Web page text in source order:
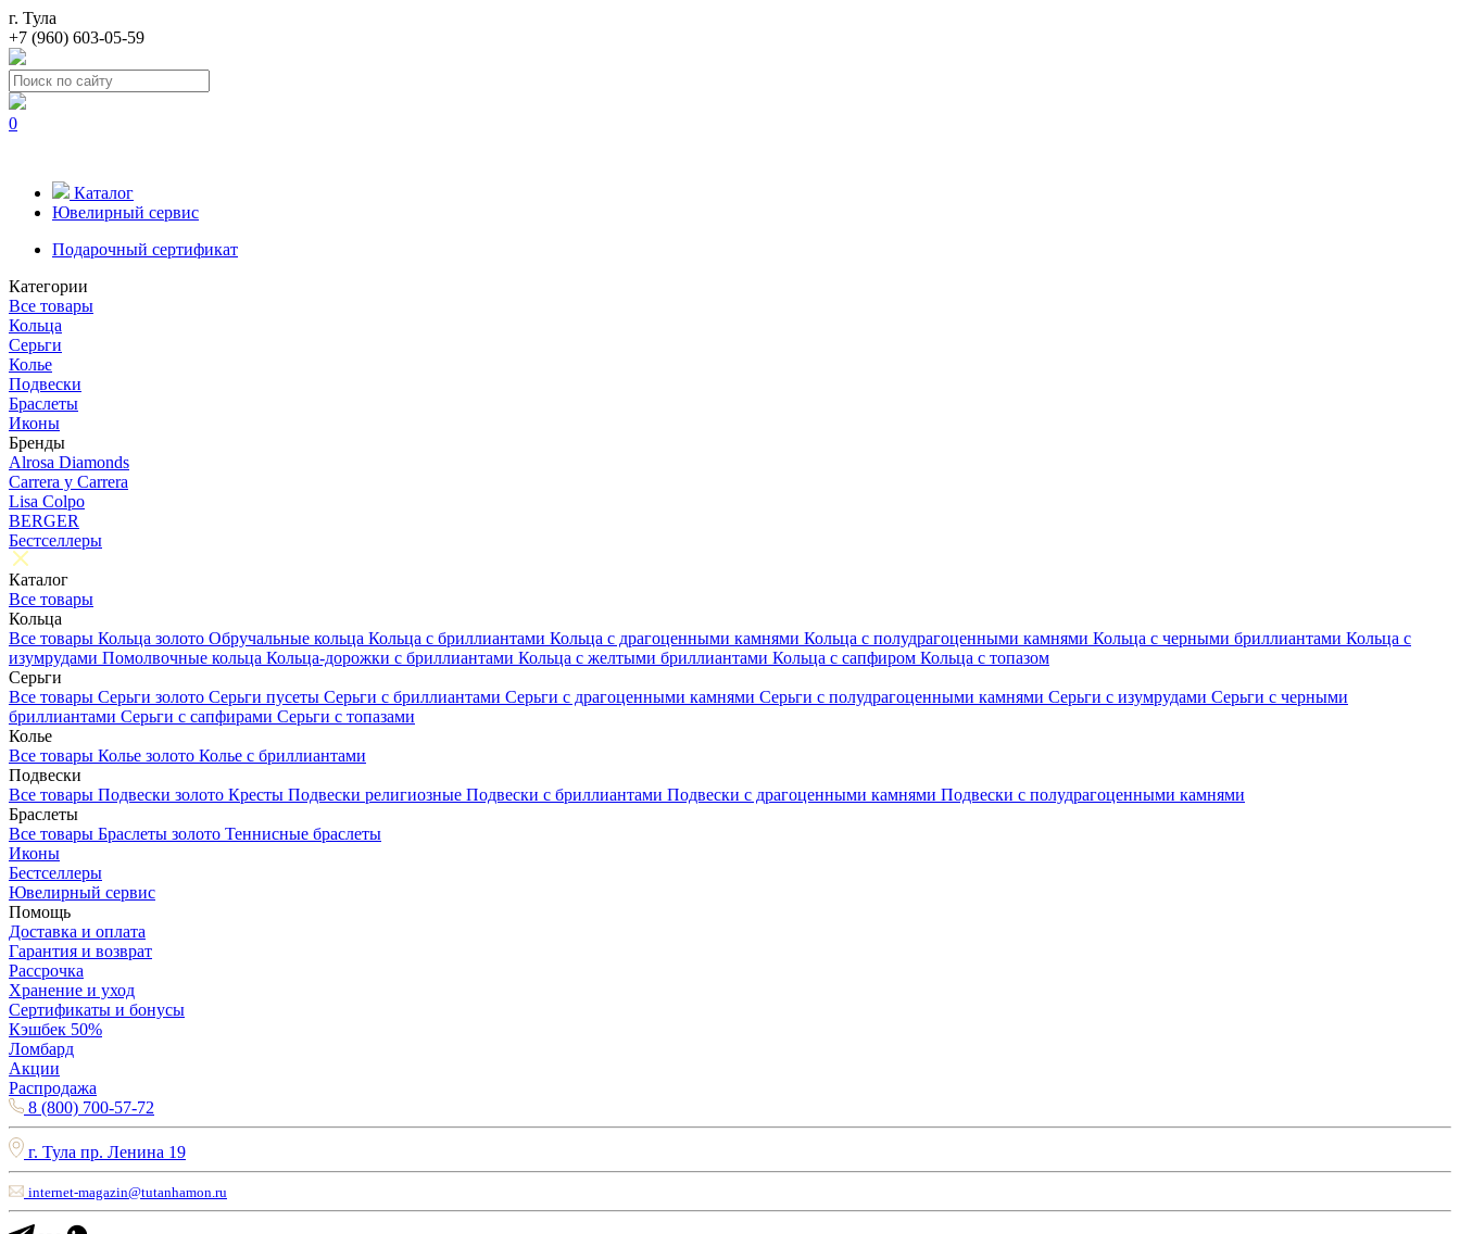
г. Тула
+7 (960) 603-05-59
0
Каталог
Ювелирный сервис
Подарочный сертификат
Категории
Все товары
Кольца
Серьги
Колье
Подвески
Браслеты
Иконы
Бренды
Alrosa Diamonds
Carrera y Carrera
Lisa Colpo
BERGER
Бестселлеры
Каталог
Все товары
Кольца
Все товары Кольца золото Обручальные кольца Кольца с бриллиантами Кольца с драгоценными камнями Кольца с полудрагоценными камнями Кольца с черными бриллиантами Кольца с
изумрудами Помолвочные кольца Кольца-дорожки с бриллиантами Кольца с желтыми бриллиантами Кольца с сапфиром Кольца с топазом
Серьги
Все товары Серьги золото Серьги пусеты Серьги с бриллиантами Серьги с драгоценными камнями Серьги с полудрагоценными камнями Серьги с изумрудами Серьги с черными
бриллиантами Серьги с сапфирами Серьги с топазами
Колье
Все товары Колье золото Колье с бриллиантами
Подвески
Все товары Подвески золото Кресты Подвески религиозные Подвески с бриллиантами Подвески с драгоценными камнями Подвески с полудрагоценными камнями
Браслеты
Все товары Браслеты золото Теннисные браслеты
Иконы
Бестселлеры
Ювелирный сервис
Помощь
Доставка и оплата
Гарантия и возврат
Рассрочка
Хранение и уход
Сертификаты и бонусы
Кэшбек 50%
Ломбард
Акции
Распродажа
8 (800) 700-57-72
г. Тула пр. Ленина 19
internet-magazin@tutanhamon.ru